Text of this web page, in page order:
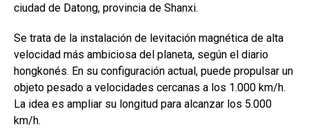
ciudad de Datong, provincia de Shanxi.
Se trata de la instalación de levitación magnética de alta
velocidad más ambiciosa del planeta, según el diario
hongkonés. En su configuración actual, puede propulsar un
objeto pesado a velocidades cercanas a los 1.000 km/h.
La idea es ampliar su longitud para alcanzar los 5.000
km/h.